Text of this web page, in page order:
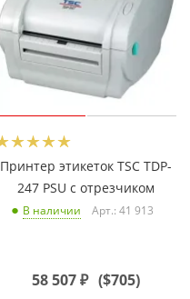
Принтер этикеток TSC TDP-
247 PSU с отрезчиком
В наличии Арт.: 41 913
58 507₽ ($705)